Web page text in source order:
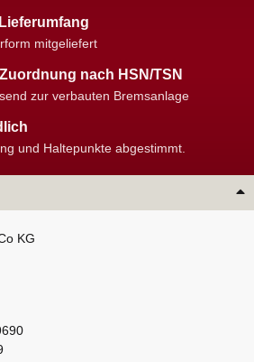
mitgeliefert
nach HSN/TSN
zur verbauten Bremsanlage
und Haltepunkte abgestimmt.
KG